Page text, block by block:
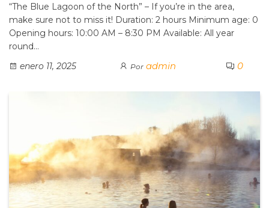
“The Blue Lagoon of the North” – If you’re in the area,
make sure not to miss it! Duration: 2 hours Minimum age: 0
Opening hours: 10:00 AM – 8:30 PM Available: All year
round…
enero 11, 2025
Por admin 0